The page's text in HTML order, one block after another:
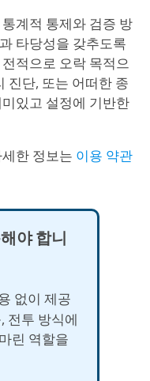
계적 통제와 검증 방
타당성을 갖추도록
적으로 오락 목적으
진단, 또는 어떠한 종
있고 설정에 기반한
한 정보는 이용 약관
야 합니
없이 제공
전투 방식에
린 역할을